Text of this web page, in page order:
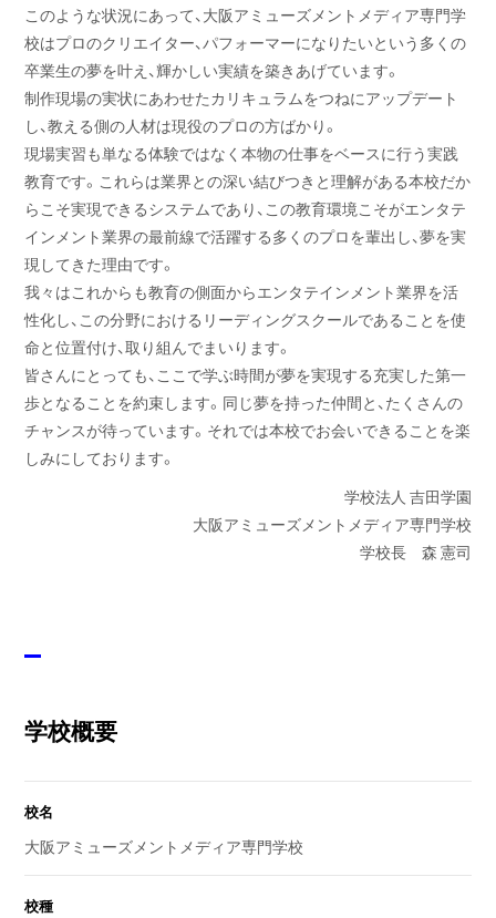
このような状況にあって、大阪アミューズメントメディア専門学
校はプロのクリエイター、パフォーマーになりたいという多くの
卒業生の夢を叶え、輝かしい実績を築きあげています。
制作現場の実状にあわせたカリキュラムをつねにアップデート
し、教える側の人材は現役のプロの方ばかり。
現場実習も単なる体験ではなく本物の仕事をベースに行う実践
教育です。これらは業界との深い結びつきと理解がある本校だか
らこそ実現できるシステムであり、この教育環境こそがエンタテ
インメント業界の最前線で活躍する多くのプロを輩出し、夢を実
現してきた理由です。
我々はこれからも教育の側面からエンタテインメント業界を活
性化し、この分野におけるリーディングスクールであることを使
命と位置付け、取り組んでまいります。
皆さんにとっても、ここで学ぶ時間が夢を実現する充実した第一
歩となることを約束します。同じ夢を持った仲間と、たくさんの
チャンスが待っています。それでは本校でお会いできることを楽
しみにしております。
学校法人 吉田学園
大阪アミューズメントメディア専門学校
学校長 森 憲司
学校概要
校名
大阪アミューズメントメディア専門学校
校種